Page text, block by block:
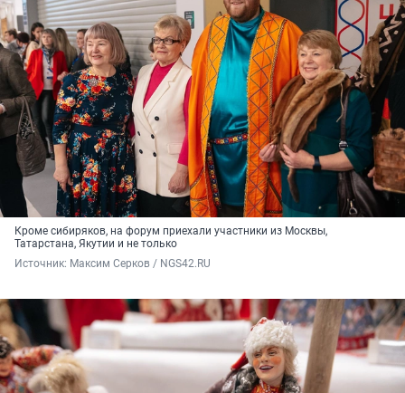
Кроме сибиряков, на форум приехали участники из Москвы,
Татарстана, Якутии и не только
Источник: Максим Серков / NGS42.RU